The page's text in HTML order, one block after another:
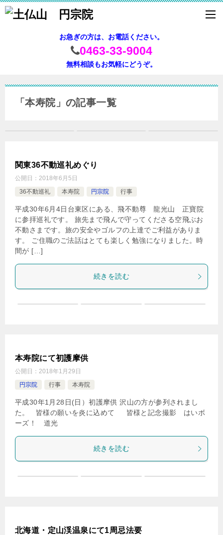
お急ぎの方は、お電話ください。
0463-33-9004
無料相談もお気軽にどうぞ。
「本寿院」の記事一覧
関東36不動巡礼めぐり
公開日： 2018年6月5日
36不動巡礼
本寿院 円宗院 行事
平成30年6月4日台東区にある、飛不動尊 龍光山 正寶院
に参拝巡礼です。 旅先まで飛んで守ってくださる空飛ぶお
不動さまです。旅の安全やゴルフの上達でご利益がありま
す。 ご住職のご法話はとても楽しく勉強になりました。時
間が […]
続きを読む
本寿院にて初護摩供
公開日： 2018年1月29日
円宗院
行事 本寿院
平成30年1月28日(日）初護摩供 沢山の方が参列されまし
た。 皆様の願いを炎に込めて 皆様と記念撮影 はいボ
ーズ！ 道光
続きを読む
北海道・定山渓温泉にて1周忌法要